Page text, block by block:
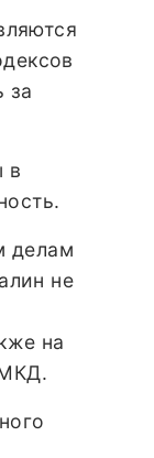
за
в
делам
не
на
МКД.